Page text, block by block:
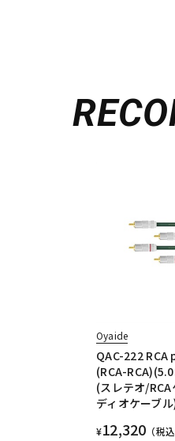
Oyaide
QAC-222
(RCA-
(スレテオ/
ディオケーブ
¥12,320 （税込